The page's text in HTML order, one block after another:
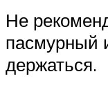
Не
пасмурный
держаться.